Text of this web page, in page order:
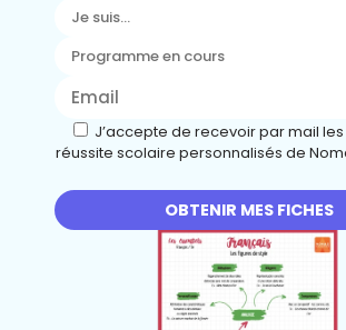
Je suis...
Programme en cours
J’accepte de recevoir par mail
réussite scolaire personnalisés de
OBTENIR MES FICHES